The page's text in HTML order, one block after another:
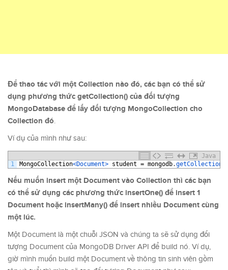
Để thao tác với một Collection nào đó, các bạn có thể sử
dụng phương thức getCollection() của đối tượng
MongoDatabase để lấy đối tượng MongoCollection cho
Collection đó.
Ví dụ của mình như sau:
Java
1
MongoCollection<Document> student = mongodb.getCollection
Nếu muốn insert một Document vào Collection thì các bạn
có thể sử dụng các phương thức insertOne() để insert 1
Document hoặc insertMany() để insert nhiều Document cùng
một lúc.
Một Document là một chuỗi JSON và chúng ta sẽ sử dụng đối
tượng Document của MongoDB Driver API để build nó. Ví dụ,
giờ mình muốn build một Document về thông tin sinh viên gồm